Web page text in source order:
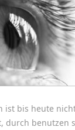
ist bis heute
durch benutzen